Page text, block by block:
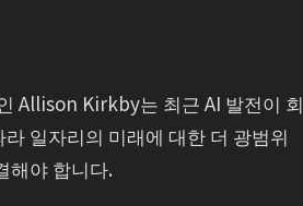
Allison Kirkby는 최근 AI 발전이 회
일자리의 미래에 대한 더 광범위
해야 합니다.